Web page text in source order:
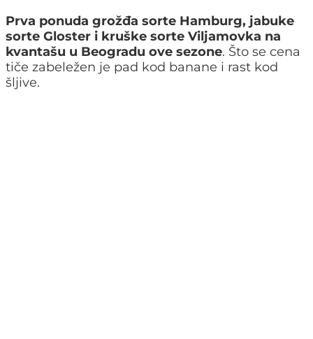
Prva ponuda grožđa sorte Hamburg, jabuke
sorte Gloster i kruške sorte Viljamovka na
kvantašu u Beogradu ove sezone. Što se cena
tiče zabeležen je pad kod banane i rast kod
šljive.